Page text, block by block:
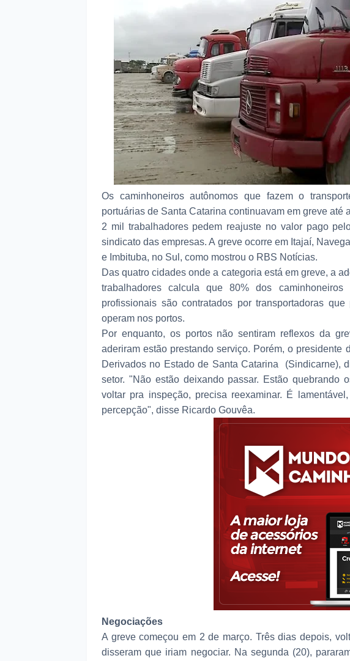
Os caminhoneiros autônomos que fazem o
portuárias de Santa Catarina continuavam em greve até
2 mil trabalhadores pedem reajuste no valor pago
sindicato das empresas. A greve ocorre em Itajaí,
e Imbituba, no Sul, como mostrou o RBS Notícias.
Das quatro cidades onde a categoria está em greve, a
trabalhadores calcula que 80% dos caminhoneiros
profissionais são contratados por transportadoras
operam nos portos.
Por enquanto, os portos não sentiram reflexos da
aderiram estão prestando serviço. Porém, o presidente
Derivados no Estado de Santa Catarina (Sindicarne),
setor. "Não estão deixando passar. Estão quebrando
voltar pra inspeção, precisa reexaminar. É
percepção", disse Ricardo Gouvêa.
Negociações
A greve começou em 2 de março. Três dias depois,
disseram que iriam negociar. Na segunda (20),